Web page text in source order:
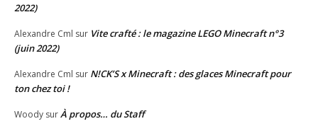
2022)
Alexandre Cml sur Vite crafté : le magazine LEGO Minecraft n°3
(juin 2022)
Alexandre Cml sur N!CK’S x Minecraft : des glaces Minecraft pour
ton chez toi !
Woody surÀ propos… du Staff